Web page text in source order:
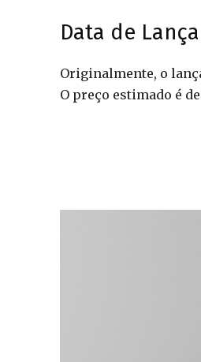
Data de
Originalmente, o
O preço estimado é de